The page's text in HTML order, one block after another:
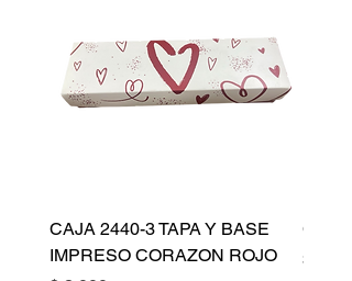
CAJA 2440-3 TAPA Y BASE
IMPRESO CORAZON ROJO
Precio
$